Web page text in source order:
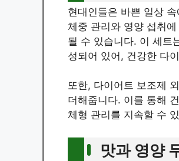
현대인들은 바쁜 일상
체중 관리와 영양 섭취
될 수 있습니다. 이 세트
성되어 있어, 건강한 다
또한, 다이어트 보조제
더해줍니다. 이를 통해
체형 관리를 지속할 수
맛과 영양